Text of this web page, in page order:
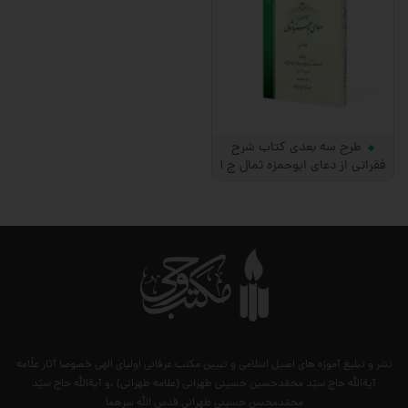
طرح سه بعدی کتاب شرح
فقراتی از دعای ابوحمزه ثمال ج 1
نشر و تبلیغ آموزه های اصیل اسلامی و تبیین مکتب عرفانی اولیای الهی خصوصا آثار علّامه
آیةالله حاج سیّد محمّدحسین حسینی طهرانی (علامه طهرانی) .و آیةالله حاج سیّد
محمّدمحسن حسینی طهرانی قدس الله سرهما